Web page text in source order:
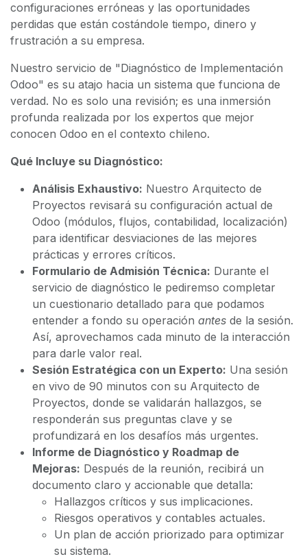
configuraciones erróneas y las oportunidades
perdidas que están costándole tiempo, dinero y
frustración a su empresa.
Nuestro servicio de "Diagnóstico de Implementación
Odoo" es su atajo hacia un sistema que funciona de
verdad. No es solo una revisión; es una inmersión
profunda realizada por los expertos que mejor
conocen Odoo en el contexto chileno.
Qué Incluye su Diagnóstico:
Análisis Exhaustivo: Nuestro Arquitecto de
Proyectos revisará su configuración actual de
Odoo (módulos, flujos, contabilidad, localización)
para identificar desviaciones de las mejores
prácticas y errores críticos.
Formulario de Admisión Técnica: Durante el
servicio de diagnóstico le pediremso completar
un cuestionario detallado para que podamos
entender a fondo su operación antes de la sesión.
Así, aprovechamos cada minuto de la interacción
para darle valor real.
Sesión Estratégica con un Experto: Una sesión
en vivo de 90 minutos con su Arquitecto de
Proyectos, donde se validarán hallazgos, se
responderán sus preguntas clave y se
profundizará en los desafíos más urgentes.
Informe de Diagnóstico y Roadmap de
Mejoras: Después de la reunión, recibirá un
documento claro y accionable que detalla:
Hallazgos críticos y sus implicaciones.
Riesgos operativos y contables actuales.
Un plan de acción priorizado para optimizar
su sistema.